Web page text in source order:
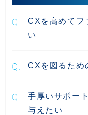
CXを高めてフ
い
CXを図るため
手厚いサポー
与えたい